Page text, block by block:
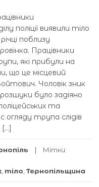
поліції виявили тіло
поблизу
Працівники
які прибули на
що це місцевий
Чоловік зник
було задіяно
та
огляду трупа слідів
[…]
Мітки:
тіло Тернопільщина